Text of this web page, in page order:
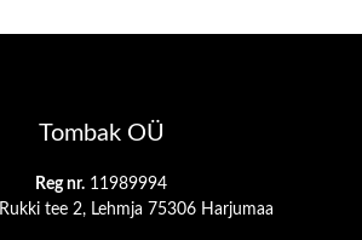
Tombak OÜ
Reg nr. 11989994
Rukki tee 2, Lehmja 75306 Harjumaa